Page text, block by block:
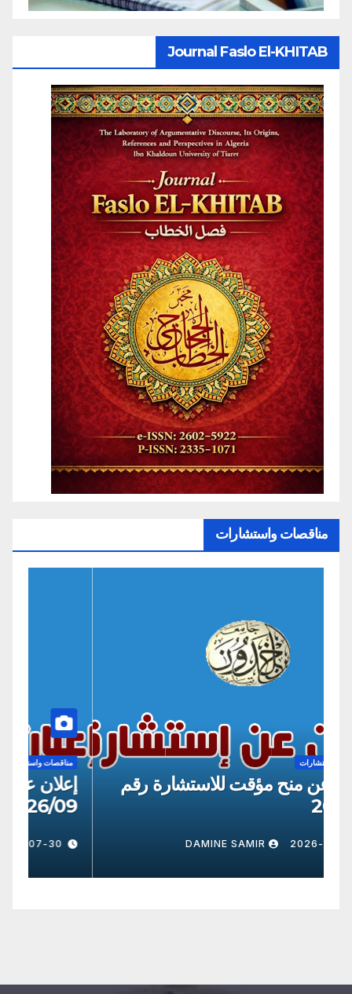
Journal Faslo El-KHITAB
مناقصات واستشارات
مناقصات واستشارات
إعلان عن منح مؤقت للاستشارة رقم
2026-07-30
DAMINE SAMIR